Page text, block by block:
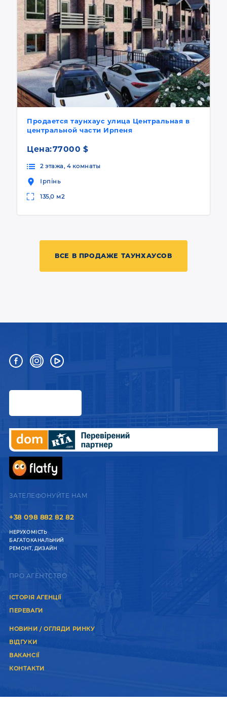
Продается таунхаус улица Центральная в
центральной части Ирпеня
Цена:77000 $
2 этажа, 4 комнаты
Ірпінь
135,0 м2
ВСЕ В ПРОДАЖЕ ТАУНХАУСОВ
ЗАТЕЛЕФОНУЙТЕ НАМ
+38 098 882 82 82
НЕРУХОМІСТЬ
БАГАТОКАНАЛЬНИЙ
РЕМОНТ, ДИЗАЙН
ПРО АГЕНТСТВО
ІСТОРІЯ АГЕНЦІЇ
ПЕРЕВАГИ
НОВИНИ / ОГЛЯДИ РИНКУ
ВІДГУКИ
ВАКАНСІЇ
КОНТАКТИ